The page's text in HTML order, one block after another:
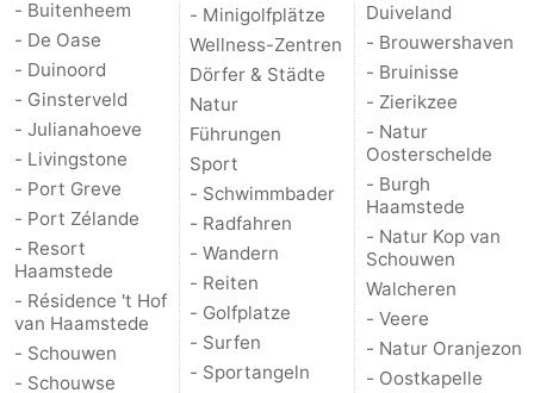
- Buitenheem
- De Oase
- Duinoord
- Ginsterveld
- Julianahoeve
- Livingstone
- Port Greve
- Port Zélande
- Resort
Haamstede
- Résidence 't Hof
van Haamstede
- Schouwen
- Schouwse
- Minigolfplätze
Wellness-Zentren
Dörfer & Städte
Natur
Führungen
Sport
- Schwimmbader
- Radfahren
- Wandern
- Reiten
- Golfplatze
- Surfen
- Sportangeln
Duiveland
- Brouwershaven
- Bruinisse
- Zierikzee
- Natur
Oosterschelde
- Burgh
Haamstede
- Natur Kop van
Schouwen
Walcheren
- Veere
- Natur Oranjezon
- Oostkapelle